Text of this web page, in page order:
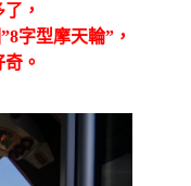
，
8字型摩天輪”，
。